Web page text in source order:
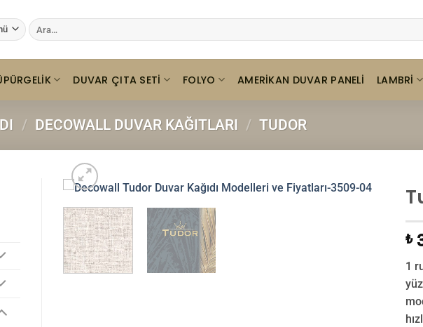
Ara:
DUVAR ÇITA SETI FOLYO AMERIKAN DUVAR PANELI LAMBRI
/ DECOWALL DUVAR KAĞITLARI / TUDOR
₺
1